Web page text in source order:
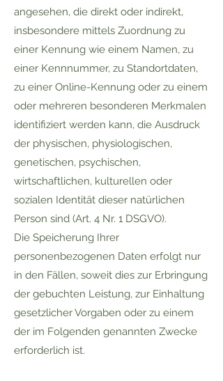
angesehen, die direkt oder indirekt,
insbesondere mittels Zuordnung zu
einer Kennung wie einem Namen, zu
einer Kennnummer, zu Standortdaten,
zu einer Online-Kennung oder zu einem
oder mehreren besonderen Merkmalen
identifiziert werden kann, die Ausdruck
der physischen, physiologischen,
genetischen, psychischen,
wirtschaftlichen, kulturellen oder
sozialen Identität dieser natürlichen
Person sind (Art. 4 Nr. 1 DSGVO).
Die Speicherung Ihrer
personenbezogenen Daten erfolgt nur
in den Fällen, soweit dies zur Erbringung
der gebuchten Leistung, zur Einhaltung
gesetzlicher Vorgaben oder zu einem
der im Folgenden genannten Zwecke
erforderlich ist.